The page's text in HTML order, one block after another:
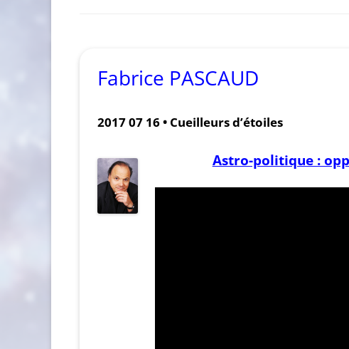
Fabrice PASCAUD
2017 07 16 • Cueilleurs d’étoiles
Astro-politique :